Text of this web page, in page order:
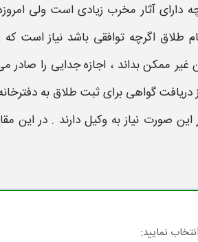
دارای آثار مخرب زیادی است ولی
طلاق اگرچه توافقی باشد نیاز است
غیر ممکن بداند ، اجازه جدایی را
گواهی برای ثبت طلاق به
این صورت نیاز به وکیل دارند . در این
نمایید: